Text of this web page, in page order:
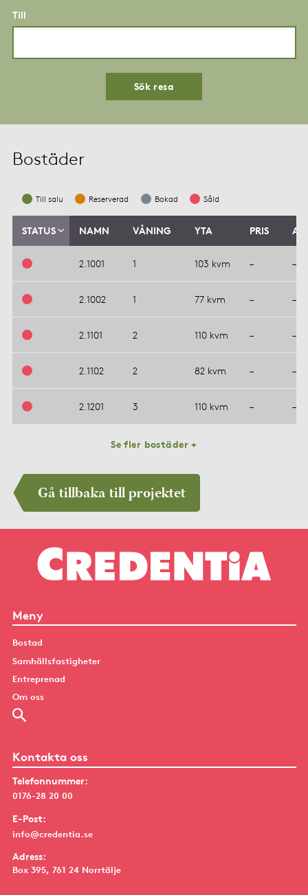
Till
Sök resa
Bostäder
Till salu Reserverad Bokad Såld
STATUS NAMN VÅNING YTA PRIS
2.1001 1 103 kvm – –
2.1002 1 77 kvm – –
2.1101 2 110 kvm – –
2.1102 2 82 kvm – –
2.1201 3 110 kvm – –
Se fler bostäder +
Gå tillbaka till projektet
Meny
Bostad
Samhällsfastigheter
Entreprenad
Om oss
Kontakta oss
Telefonnummer:
0176-28 20 00
E-Post:
info@credentia.se
Adress:
Box 395, 761 24 Norrtälje